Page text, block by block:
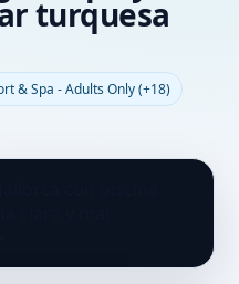
turquesa
& Spa - Adults Only (+18)